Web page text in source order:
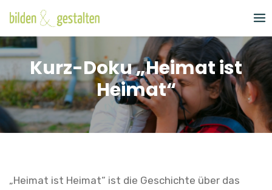
to
content
Kurz-Doku „Heimat ist
Heimat“
„Heimat ist Heimat“ ist die Geschichte über das